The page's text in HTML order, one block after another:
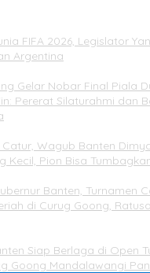
FIFA 2026, Legislator
Argentina
Gelar Nobar Final Piala
Pererat Silaturahmi dan
Wagub Banten
Kecil, Pion Bisa
Banten, Turnamen
di Curug Goong,
Siap Berlaga di Open
Goong Mandalawangi